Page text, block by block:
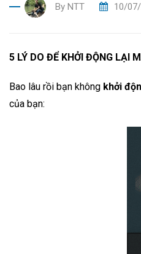
By NTT 10/
5 LÝ DO ĐỂ KHỞI ĐỘNG LẠI
Bao lâu rồi bạn không khởi
của bạn: